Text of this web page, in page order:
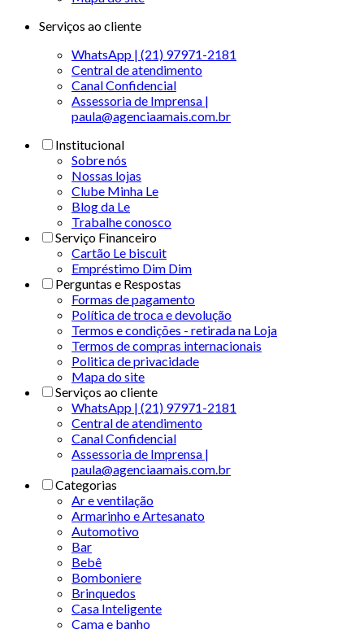
Serviços ao cliente
WhatsApp | (21) 97971-2181
Central de atendimento
Canal Confidencial
Assessoria de Imprensa |
paula@agenciaamais.com.br
Institucional
Sobre nós
Nossas lojas
Clube Minha Le
Blog da Le
Trabalhe conosco
Serviço Financeiro
Cartão Le biscuit
Empréstimo Dim Dim
Perguntas e Respostas
Formas de pagamento
Política de troca e devolução
Termos e condições - retirada na Loja
Termos de compras internacionais
Politica de privacidade
Mapa do site
Serviços ao cliente
WhatsApp | (21) 97971-2181
Central de atendimento
Canal Confidencial
Assessoria de Imprensa |
paula@agenciaamais.com.br
Categorias
Ar e ventilação
Armarinho e Artesanato
Automotivo
Bar
Bebê
Bomboniere
Brinquedos
Casa Inteligente
Cama e banho